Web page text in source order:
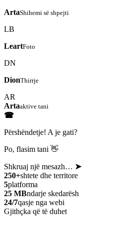
ArtaShihemi së shpejti
LB
LeartFoto
DN
DionThirrje
AR
Artaaktive tani
☎
Përshëndetje! A je gati?
Po, flasim tani 👋
Shkruaj një mesazh… ➤
250+shtete dhe territore
5platforma
25 MBndarje skedarësh
24/7qasje nga webi
Gjithçka që të duhet